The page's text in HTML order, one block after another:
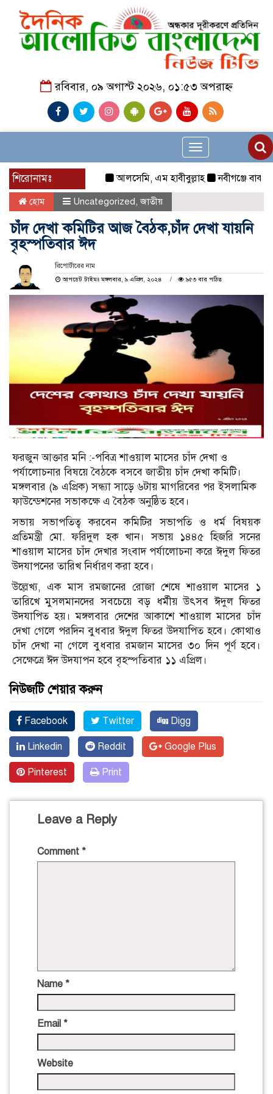
রবিবার, ০৯ অগাস্ট ২০২৬, ০১:৫৩ অপরাহ্ন
Toggle
navigation
শিরোনামঃ আলসেমি, এম হাবীবুল্লাহ নবীগঞ্জে
হোম Uncategorized,জাতীয়
চাঁদ দেখা কমিটির আজ বৈঠক,চাঁদ দেখা যায়নি
বৃহস্পতিবার ঈদ
রিপোর্টারের নাম
আপডেট টাইমঃ মঙ্গলবার, ৯ এপ্রিল, ২০২৪
৯৫৩ বার পঠিত
ফরজুন আক্তার মনি :-পবিত্র শাওয়াল মাসের চাঁদ দেখা ও
পর্যালোচনার বিষয়ে বৈঠকে বসবে জাতীয় চাঁদ দেখা কমিটি।
মঙ্গলবার (৯ এপ্রিক) সন্ধ্যা সাড়ে ৬টায় মাগরিবের পর ইসলামিক
ফাউন্ডেশনের সভাকক্ষে এ বৈঠক অনুষ্ঠিত হবে।
সভায় সভাপতিত্ব করবেন কমিটির সভাপতি ও ধর্ম বিষয়ক
প্রতিমন্ত্রী মো. ফরিদুল হক খান। সভায় ১৪৪৫ হিজরি সনের
শাওয়াল মাসের চাঁদ দেখার সংবাদ পর্যালোচনা করে ঈদুল ফিতর
উদযাপনের তারিখ নির্ধারণ করা হবে।
উল্লেখ্য, এক মাস রমজানের রোজা শেষে শাওয়াল মাসের ১
তারিখে মুসলমানদের সবচেয়ে বড় ধর্মীয় উৎসব ঈদুল ফিতর
উদযাপিত হয়। মঙ্গলবার দেশের আকাশে শাওয়াল মাসের চাঁদ
দেখা গেলে পরদিন বুধবার ঈদুল ফিতর উদযাপিত হবে। কোথাও
চাঁদ দেখা না গেলে বুধবার রমজান মাসের ৩০ দিন পূর্ণ হবে।
সেক্ষেত্রে ঈদ উদযাপন হবে বৃহস্পতিবার ১১ এপ্রিল।
নিউজটি শেয়ার করুন
Facebook Twitter Digg
Linkedin Reddit Google Plus
Pinterest Print
Leave a Reply
Comment *
Name *
Email *
Website